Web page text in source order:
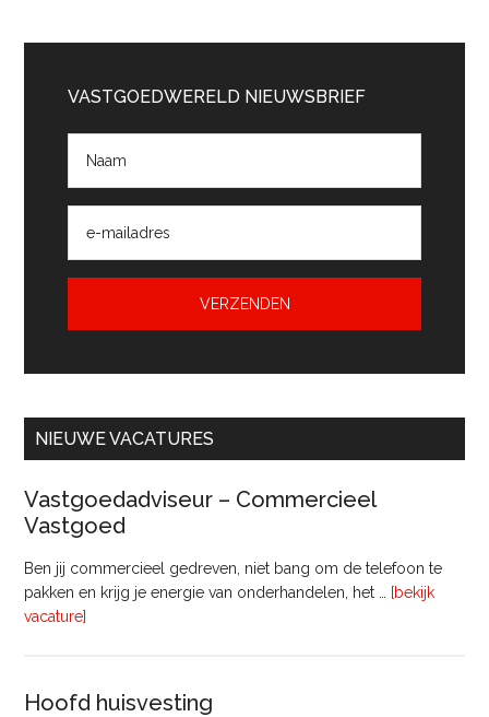
Sidebar
VASTGOEDWERELD NIEUWSBRIEF
NIEUWE VACATURES
Vastgoedadviseur – Commercieel
Vastgoed
Ben jij commercieel gedreven, niet bang om de telefoon te
pakken en krijg je energie van onderhandelen, het …
[bekijk
vacature]
Hoofd huisvesting